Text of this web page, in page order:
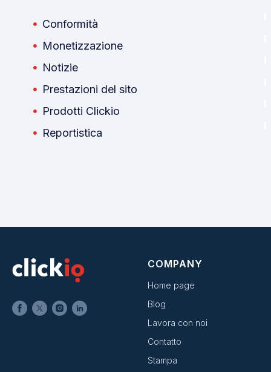
Conformità
Monetizzazione
Notizie
Prestazioni del sito
Prodotti Clickio
Reportistica
COMPANY
Home page
Blog
Lavora con noi
Contatto
Stampa